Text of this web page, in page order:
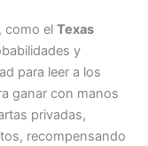
como el Texas
y
para leer a los
ganar con manos
privadas,
recompensando